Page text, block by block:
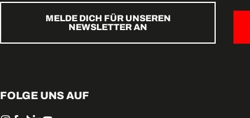
MELDE DICH FÜR UNSEREN
NEWSLETTER AN
FOLGE UNS AUF